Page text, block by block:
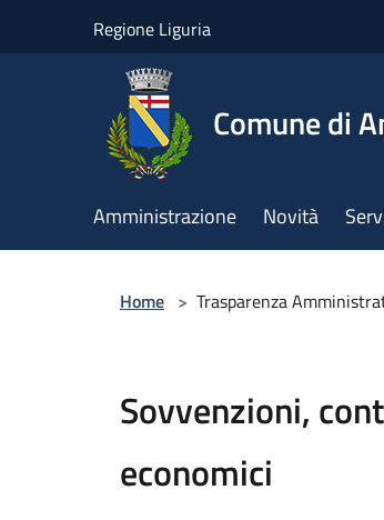
Regione Liguria
Comune di
Amministrazione Novità
Home > Trasparenza
Sovvenzioni,
economici